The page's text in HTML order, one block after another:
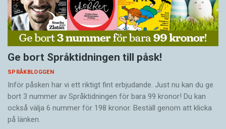
Ge bort Språktidningen till påsk!
SPRÅKBLOGGEN
Inför påsken har vi ett riktigt fint erbjudande. Just nu kan du ge
bort 3 nummer av Språktidningen för bara 99 kronor! Du kan
också välja 6 nummer för 198 kronor. Beställ genom att klicka
på länken.